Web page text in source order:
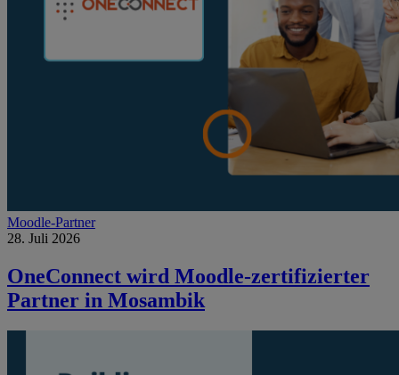
Moodle-Partner
28. Juli 2026
OneConnect wird Moodle-zertifizierter
Partner in Mosambik